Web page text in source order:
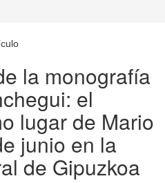
la monografía
el
lugar de Mario
junio en la
de Gipuzkoa